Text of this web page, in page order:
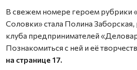
В свежем номере героем рубрики
Соловки» стала Полина
клуба предпринимателей
Познакомиться с ней и её
на странице 17.